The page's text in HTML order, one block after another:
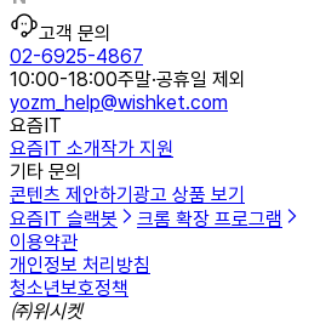
고객 문의
02-6925-4867
10:00-18:00주말·공휴일 제외
yozm_help@wishket.com
요즘IT
요즘IT 소개작가 지원
기타 문의
콘텐츠 제안하기 광고 상품 보기
요즘IT 슬랙봇
크롬 확장 프로그램
이용약관
개인정보 처리방침
청소년보호정책
㈜위시켓